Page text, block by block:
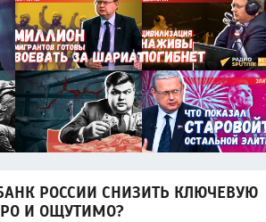
РОССИИ СНИЗИТЬ КЛЮЧЕВУЮ
И ОЩУТИМО?